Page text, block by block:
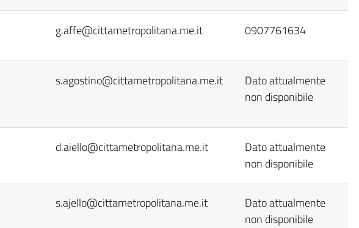
g.affe@cittametropolitana.me.it 0907761634
s.agostino@cittametropolitana.me.it
Dato attualmente
non disponibile
d.aiello@cittametropolitana.me.it
Dato attualmente
non disponibile
s.ajello@cittametropolitana.me.it
Dato attualmente
non disponibile